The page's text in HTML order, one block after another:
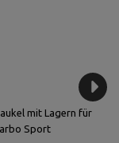
mit Lagern für
Sport